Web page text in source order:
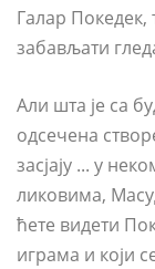
Галар
забављати
Али шта је са
одсечена
засјају ... у
ликовима,
ћете видети
играма и који